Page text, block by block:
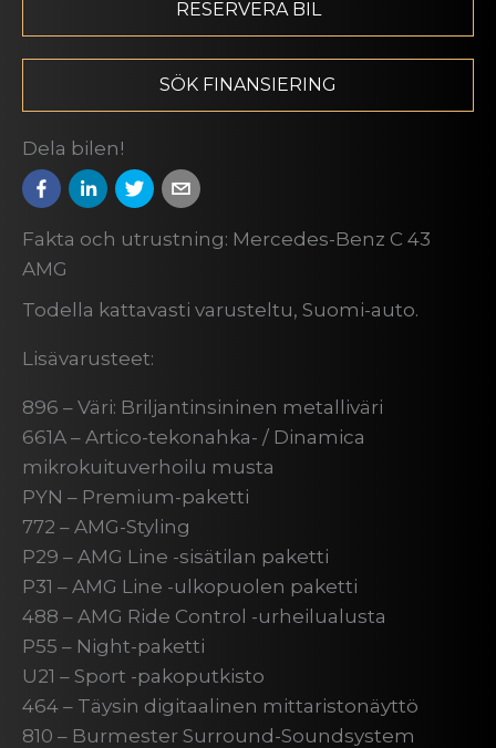
RESERVERA BIL
SÖK FINANSIERING
Dela bilen!
Fakta och utrustning: Mercedes-Benz C 43
AMG
Todella kattavasti varusteltu, Suomi-auto.
Lisävarusteet:
896 – Väri: Briljantinsininen metalliväri
661A – Artico-tekonahka- / Dinamica
mikrokuituverhoilu musta
PYN – Premium-paketti
772 – AMG-Styling
P29 – AMG Line -sisätilan paketti
P31 – AMG Line -ulkopuolen paketti
488 – AMG Ride Control -urheilualusta
P55 – Night-paketti
U21 – Sport -pakoputkisto
464 – Täysin digitaalinen mittaristonäyttö
810 – Burmester Surround-Soundsystem